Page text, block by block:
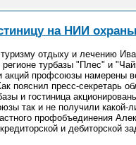
на НИИ
отдыху и лечению
турбазы "Плес" и
акций профсоюзы намерены
пресс-секретарь
и гостиница
так и не получили какой-
профобъединения
и дебиторской